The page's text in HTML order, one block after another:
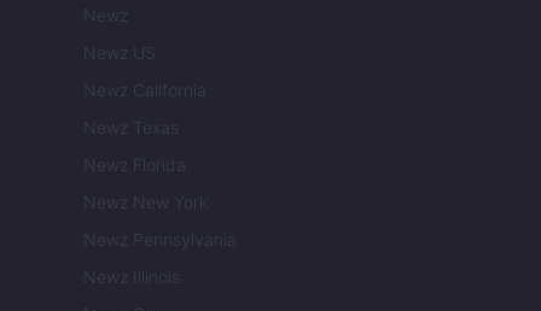
Newz
Newz US
Newz California
Newz Texas
Newz Florida
Newz New York
Newz Pennsylvania
Newz Illinois